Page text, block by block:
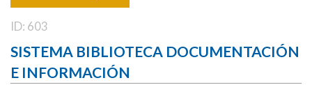
ID: 603
SISTEMA BIBLIOTECA DOCUMENTACIÓN
E INFORMACIÓN